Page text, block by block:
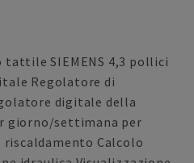
SIEMENS 4,3 pollici
Regolatore di
digitale della
giorno/settimana per
Calcolo